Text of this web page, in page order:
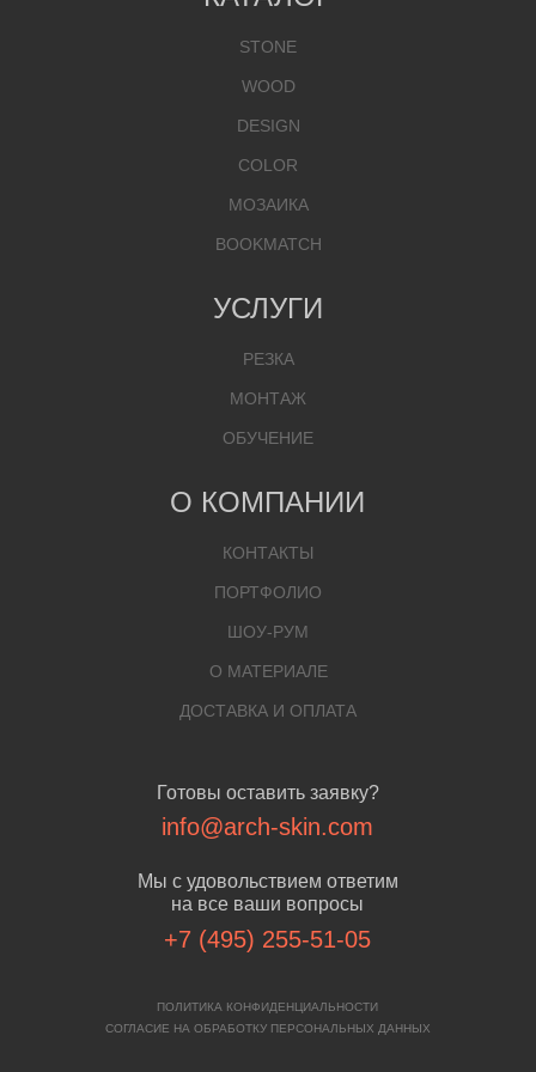
Готовы оставить заявку?
info@arch-skin.com
Мы с удовольствием ответим
на все ваши вопросы
+7 (495) 255-51-05
ПОЛИТИКА КОНФИДЕНЦИАЛЬНОСТИ
СОГЛАСИЕ НА ОБРАБОТКУ ПЕРСОНАЛЬНЫХ ДАННЫХ
STONE
WOOD
DESIGN
COLOR
МОЗАИКА
BOOKMATCH
УСЛУГИ
РЕЗКА
МОНТАЖ
ОБУЧЕНИЕ
О КОМПАНИИ
КОНТАКТЫ
ПОРТФОЛИО
ШОУ-РУМ
О МАТЕРИАЛЕ
ДОСТАВКА И ОПЛАТА